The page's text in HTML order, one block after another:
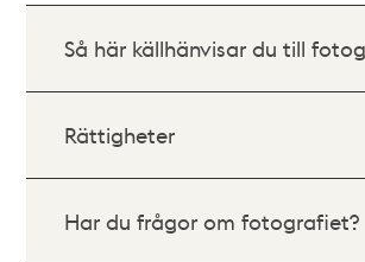
Så här källhänvisar du till
Rättigheter
Har du frågor om fotografiet?